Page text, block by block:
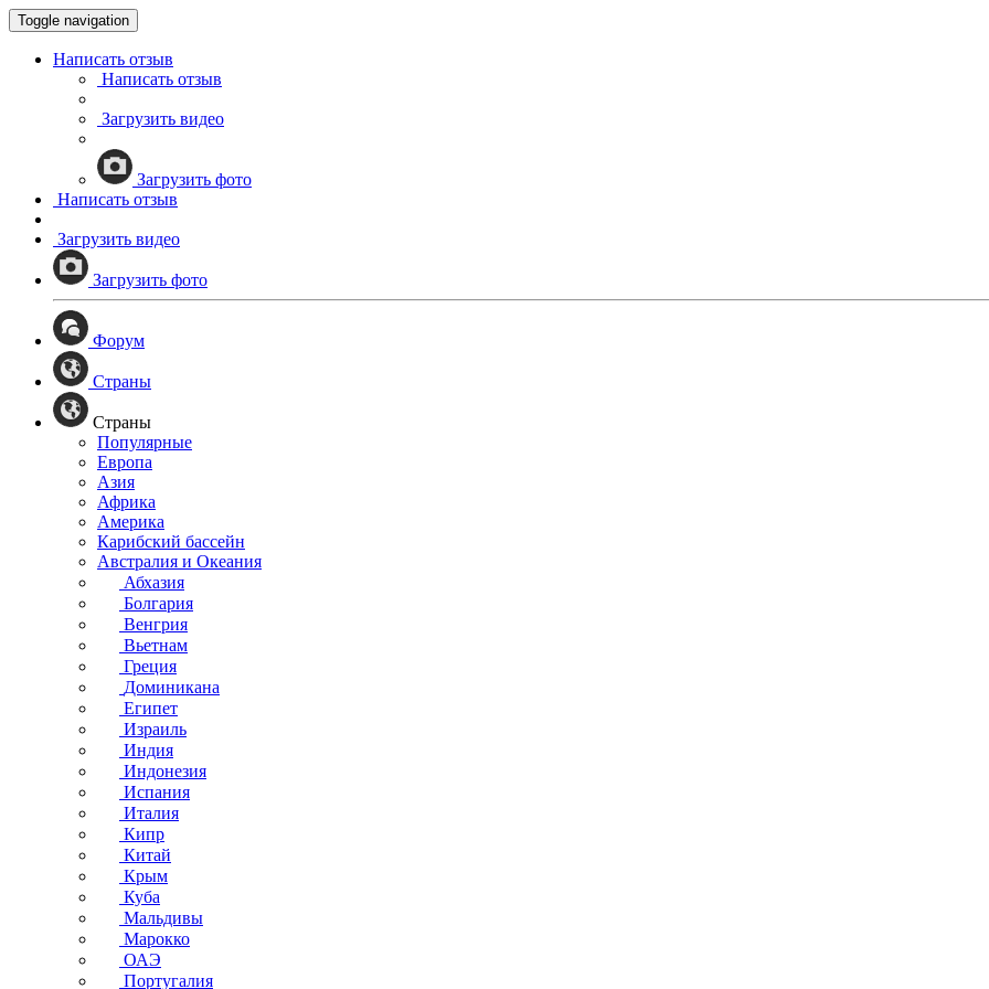
Toggle navigation
Написать отзыв
Написать отзыв
Загрузить видео
Загрузить фото
Написать отзыв
Загрузить видео
Загрузить фото
Форум
Страны
Страны
Популярные
Европа
Азия
Африка
Америка
Карибский бассейн
Австралия и Океания
Абхазия
Болгария
Венгрия
Вьетнам
Греция
Доминикана
Египет
Израиль
Индия
Индонезия
Испания
Италия
Кипр
Китай
Крым
Куба
Мальдивы
Марокко
ОАЭ
Португалия